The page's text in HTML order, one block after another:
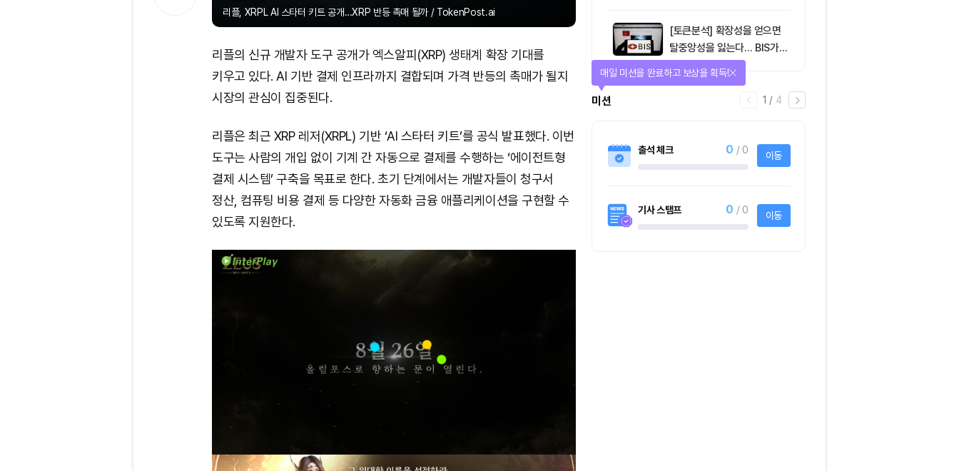
리플, XRPL AI 스타터 키트 공개…XRP 반등 촉매 될까 / TokenPost.ai
리플의 신규 개발자 도구 공개가 엑스알피(XRP) 생태계 확장 기대를
키우고 있다. AI 기반 결제 인프라까지 결합되며 가격 반등의 촉매가 될지
시장의 관심이 집중된다.
리플은 최근 XRP 레저(XRPL) 기반 ‘AI 스타터 키트’를 공식 발표했다. 이번
도구는 사람의 개입 없이 기계 간 자동으로 결제를 수행하는 ‘에이전트형
결제 시스템’ 구축을 목표로 한다. 초기 단계에서는 개발자들이 청구서
정산, 컴퓨팅 비용 결제 등 다양한 자동화 금융 애플리케이션을 구현할 수
있도록 지원한다.
[토큰분석] 확장성을 얻으면
탈중앙성을 잃는다… BIS가
짚은 블록체인 ‘분열의 경제
1 / 4
미션
매일 미션을 완료하고 보상을 획득!
출석 체크 0 / 0 이동
기사 스탬프 0 / 0 이동